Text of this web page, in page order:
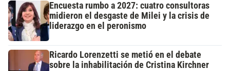
Encuesta rumbo a 2027: cuatro consultoras
midieron el desgaste de Milei y la crisis de
liderazgo en el peronismo
Ricardo Lorenzetti se metió en el debate
sobre la inhabilitación de Cristina Kirchner